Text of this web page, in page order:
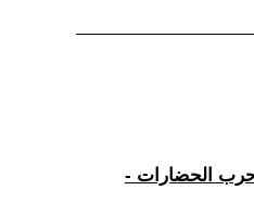
حرب الحضارات -